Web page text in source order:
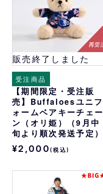
販売終了しました
受注商品
【期間限定・受注販
売】Buffaloesユニフ
ォームベアキーチェー
ン（オリ姫）（9月中
旬より順次発送予定）
¥2,000 (税込)